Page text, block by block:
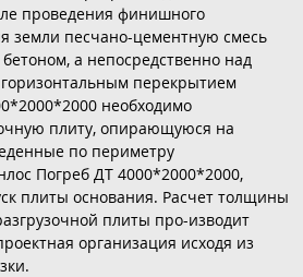
проведения финишного
земли песчано-цементную смесь
а непосредственно над
перекрытием
необходимо
плиту, опирающуюся на
по периметру
Погреб ДТ 4000*2000*2000,
плиты основания. Расчет толщины
плиты про-изводит
организация исходя из